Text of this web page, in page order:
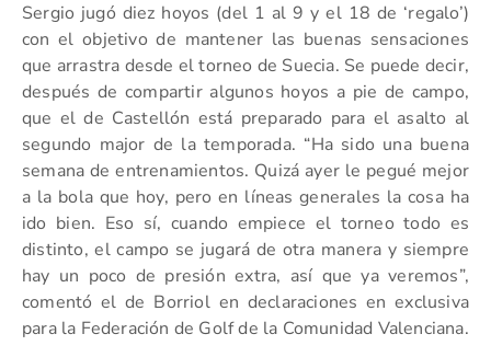
Sergio jugó diez hoyos (del 1 al 9 y el 18 de ‘regalo’)
con el objetivo de mantener las buenas sensaciones
que arrastra desde el torneo de Suecia. Se puede decir,
después de compartir algunos hoyos a pie de campo,
que el de Castellón está preparado para el asalto al
segundo major de la temporada. “Ha sido una buena
semana de entrenamientos. Quizá ayer le pegué mejor
a la bola que hoy, pero en líneas generales la cosa ha
ido bien. Eso sí, cuando empiece el torneo todo es
distinto, el campo se jugará de otra manera y siempre
hay un poco de presión extra, así que ya veremos”,
comentó el de Borriol en declaraciones en exclusiva
para la Federación de Golf de la Comunidad Valenciana.